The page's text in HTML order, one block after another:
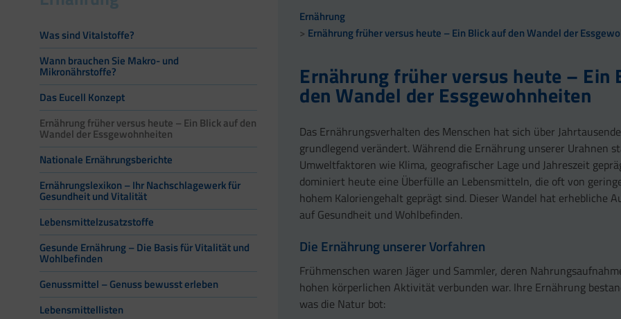
Was sind Vitalstoffe?
Wann brauchen Sie Makro- und
Mikronährstoffe?
Das Eucell Konzept
Ernährung früher versus heute – Ein Blick auf den
Wandel der Essgewohnheiten
Nationale Ernährungsberichte
Ernährungslexikon – Ihr Nachschlagewerk für
Gesundheit und Vitalität
Lebensmittelzusatzstoffe
Gesunde Ernährung – Die Basis für Vitalität und
Wohlbefinden
Genussmittel – Genuss bewusst erleben
Lebensmittellisten
Ernährung
Ernährung früher versus heute – Ein Blick auf den Wandel der
Ernährung früher versus heute – Ein
den Wandel der Essgewohnheiten
Das Ernährungsverhalten des Menschen hat sich über
grundlegend verändert. Während die Ernährung unserer Urahnen
Umweltfaktoren wie Klima, geografischer Lage und Jahreszeit
dominiert heute eine Überfülle an Lebensmitteln, die oft von
hohem Kaloriengehalt geprägt sind. Dieser Wandel hat erhebliche
auf Gesundheit und Wohlbefinden.
Die Ernährung unserer Vorfahren
Frühmenschen waren Jäger und Sammler, deren
hohen körperlichen Aktivität verbunden war. Ihre Ernährung
was die Natur bot: